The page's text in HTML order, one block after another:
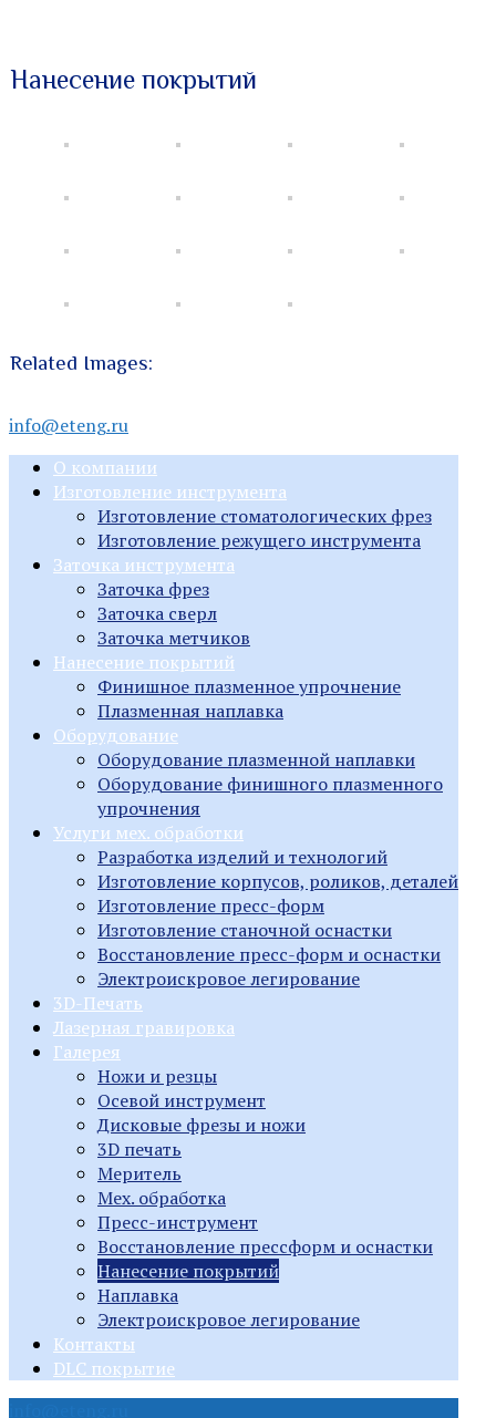
Производство
металлорежущего
инструмента
Нанесение покрытий
Related Images:
info@eteng.ru
О компании
Изготовление инструмента
Изготовление стоматологических фрез
Изготовление режущего инструмента
Заточка инструмента
Заточка фрез
Заточка сверл
Заточка метчиков
Нанесение покрытий
Финишное плазменное упрочнение
Плазменная наплавка
Оборудование
Оборудование плазменной наплавки
Оборудование финишного плазменного
упрочнения
Услуги мех. обработки
Разработка изделий и технологий
Изготовление корпусов, роликов, деталей
Изготовление пресс-форм
Изготовление станочной оснастки
Восстановление пресс-форм и оснастки
Электроискровое легирование
3D-Печать
Лазерная гравировка
Галерея
Ножи и резцы
Осевой инструмент
Дисковые фрезы и ножи
3D печать
Меритель
Мех. обработка
Пресс-инструмент
Восстановление прессформ и оснастки
Нанесение покрытий
Наплавка
Электроискровое легирование
Контакты
DLC покрытие